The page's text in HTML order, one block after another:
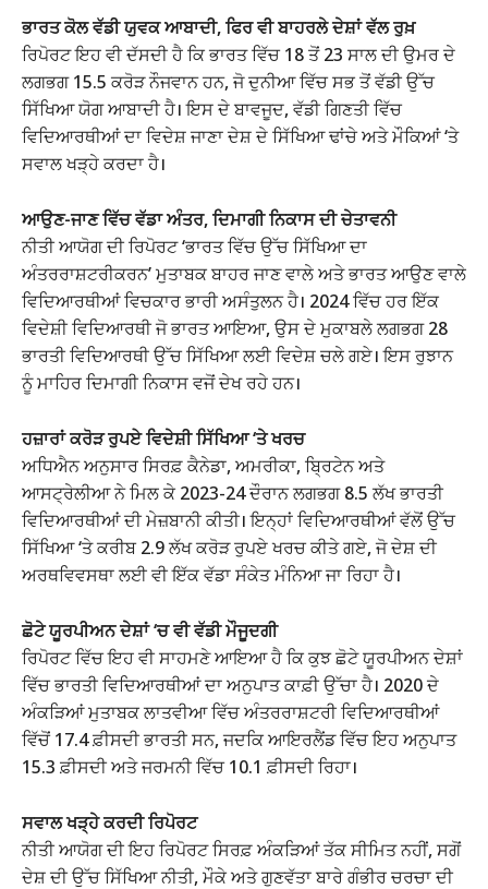
ਭਾਰਤ ਕੋਲ ਵੱਡੀ ਯੁਵਕ ਆਬਾਦੀ, ਫਿਰ ਵੀ ਬਾਹਰਲੇ ਦੇਸ਼ਾਂ ਵੱਲ ਰੁਖ਼
ਰਿਪੋਰਟ ਇਹ ਵੀ ਦੱਸਦੀ ਹੈ ਕਿ ਭਾਰਤ ਵਿੱਚ 18 ਤੋਂ 23 ਸਾਲ ਦੀ ਉਮਰ ਦੇ
ਲਗਭਗ 15.5 ਕਰੋੜ ਨੌਜਵਾਨ ਹਨ, ਜੋ ਦੁਨੀਆ ਵਿੱਚ ਸਭ ਤੋਂ ਵੱਡੀ ਉੱਚ
ਸਿੱਖਿਆ ਯੋਗ ਆਬਾਦੀ ਹੈ। ਇਸ ਦੇ ਬਾਵਜੂਦ, ਵੱਡੀ ਗਿਣਤੀ ਵਿੱਚ
ਵਿਦਿਆਰਥੀਆਂ ਦਾ ਵਿਦੇਸ਼ ਜਾਣਾ ਦੇਸ਼ ਦੇ ਸਿੱਖਿਆ ਢਾਂਚੇ ਅਤੇ ਮੌਕਿਆਂ ‘ਤੇ
ਸਵਾਲ ਖੜ੍ਹੇ ਕਰਦਾ ਹੈ।
ਆਉਣ-ਜਾਣ ਵਿੱਚ ਵੱਡਾ ਅੰਤਰ, ਦਿਮਾਗੀ ਨਿਕਾਸ ਦੀ ਚੇਤਾਵਨੀ
ਨੀਤੀ ਆਯੋਗ ਦੀ ਰਿਪੋਰਟ ‘ਭਾਰਤ ਵਿੱਚ ਉੱਚ ਸਿੱਖਿਆ ਦਾ
ਅੰਤਰਰਾਸ਼ਟਰੀਕਰਨ’ ਮੁਤਾਬਕ ਬਾਹਰ ਜਾਣ ਵਾਲੇ ਅਤੇ ਭਾਰਤ ਆਉਣ ਵਾਲੇ
ਵਿਦਿਆਰਥੀਆਂ ਵਿਚਕਾਰ ਭਾਰੀ ਅਸੰਤੁਲਨ ਹੈ। 2024 ਵਿੱਚ ਹਰ ਇੱਕ
ਵਿਦੇਸ਼ੀ ਵਿਦਿਆਰਥੀ ਜੋ ਭਾਰਤ ਆਇਆ, ਉਸ ਦੇ ਮੁਕਾਬਲੇ ਲਗਭਗ 28
ਭਾਰਤੀ ਵਿਦਿਆਰਥੀ ਉੱਚ ਸਿੱਖਿਆ ਲਈ ਵਿਦੇਸ਼ ਚਲੇ ਗਏ। ਇਸ ਰੁਝਾਨ
ਨੂੰ ਮਾਹਿਰ ਦਿਮਾਗੀ ਨਿਕਾਸ ਵਜੋਂ ਦੇਖ ਰਹੇ ਹਨ।
ਹਜ਼ਾਰਾਂ ਕਰੋੜ ਰੁਪਏ ਵਿਦੇਸ਼ੀ ਸਿੱਖਿਆ ‘ਤੇ ਖਰਚ
ਅਧਿਐਨ ਅਨੁਸਾਰ ਸਿਰਫ਼ ਕੈਨੇਡਾ, ਅਮਰੀਕਾ, ਬ੍ਰਿਟੇਨ ਅਤੇ
ਆਸਟ੍ਰੇਲੀਆ ਨੇ ਮਿਲ ਕੇ 2023-24 ਦੌਰਾਨ ਲਗਭਗ 8.5 ਲੱਖ ਭਾਰਤੀ
ਵਿਦਿਆਰਥੀਆਂ ਦੀ ਮੇਜ਼ਬਾਨੀ ਕੀਤੀ। ਇਨ੍ਹਾਂ ਵਿਦਿਆਰਥੀਆਂ ਵੱਲੋਂ ਉੱਚ
ਸਿੱਖਿਆ ‘ਤੇ ਕਰੀਬ 2.9 ਲੱਖ ਕਰੋੜ ਰੁਪਏ ਖਰਚ ਕੀਤੇ ਗਏ, ਜੋ ਦੇਸ਼ ਦੀ
ਅਰਥਵਿਵਸਥਾ ਲਈ ਵੀ ਇੱਕ ਵੱਡਾ ਸੰਕੇਤ ਮੰਨਿਆ ਜਾ ਰਿਹਾ ਹੈ।
ਛੋਟੇ ਯੂਰਪੀਅਨ ਦੇਸ਼ਾਂ ‘ਚ ਵੀ ਵੱਡੀ ਮੌਜੂਦਗੀ
ਰਿਪੋਰਟ ਵਿੱਚ ਇਹ ਵੀ ਸਾਹਮਣੇ ਆਇਆ ਹੈ ਕਿ ਕੁਝ ਛੋਟੇ ਯੂਰਪੀਅਨ ਦੇਸ਼ਾਂ
ਵਿੱਚ ਭਾਰਤੀ ਵਿਦਿਆਰਥੀਆਂ ਦਾ ਅਨੁਪਾਤ ਕਾਫ਼ੀ ਉੱਚਾ ਹੈ। 2020 ਦੇ
ਅੰਕੜਿਆਂ ਮੁਤਾਬਕ ਲਾਤਵੀਆ ਵਿੱਚ ਅੰਤਰਰਾਸ਼ਟਰੀ ਵਿਦਿਆਰਥੀਆਂ
ਵਿੱਚੋਂ 17.4 ਫ਼ੀਸਦੀ ਭਾਰਤੀ ਸਨ, ਜਦਕਿ ਆਇਰਲੈਂਡ ਵਿੱਚ ਇਹ ਅਨੁਪਾਤ
15.3 ਫ਼ੀਸਦੀ ਅਤੇ ਜਰਮਨੀ ਵਿੱਚ 10.1 ਫ਼ੀਸਦੀ ਰਿਹਾ।
ਸਵਾਲ ਖੜ੍ਹੇ ਕਰਦੀ ਰਿਪੋਰਟ
ਨੀਤੀ ਆਯੋਗ ਦੀ ਇਹ ਰਿਪੋਰਟ ਸਿਰਫ਼ ਅੰਕੜਿਆਂ ਤੱਕ ਸੀਮਿਤ ਨਹੀਂ, ਸਗੋਂ
ਦੇਸ਼ ਦੀ ਉੱਚ ਸਿੱਖਿਆ ਨੀਤੀ, ਮੌਕੇ ਅਤੇ ਗੁਣਵੱਤਾ ਬਾਰੇ ਗੰਭੀਰ ਚਰਚਾ ਦੀ